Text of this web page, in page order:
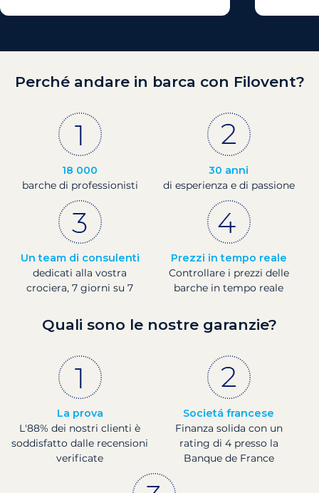
Perché andare in barca con Filovent?
18 000
barche di professionisti
30 anni
di esperienza e di passione
Un team di consulenti
dedicati alla vostra
crociera, 7 giorni su 7
Prezzi in tempo reale
Controllare i prezzi delle
barche in tempo reale
Quali sono le nostre garanzie?
La prova
L'88% dei nostri clienti è
soddisfatto dalle recensioni
verificate
Societá francese
Finanza solida con un
rating di 4 presso la
Banque de France